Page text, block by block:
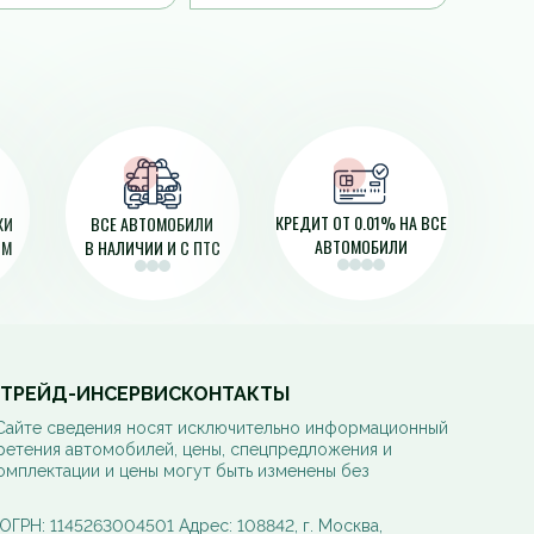
ВСЕ АВТОМОБИЛИ
В НАЛИЧИИ И С ПТС
КРЕДИТ ОТ 0.01% НА ВСЕ
АВТОМОБИЛИ
ТРЕЙД-ИНСЕРВИСКОНТАКТЫ
сведения носят исключительно информационный
автомобилей, цены, спецпредложения и
и цены могут быть изменены без
1145263004501 Адрес: 108842, г. Москва,